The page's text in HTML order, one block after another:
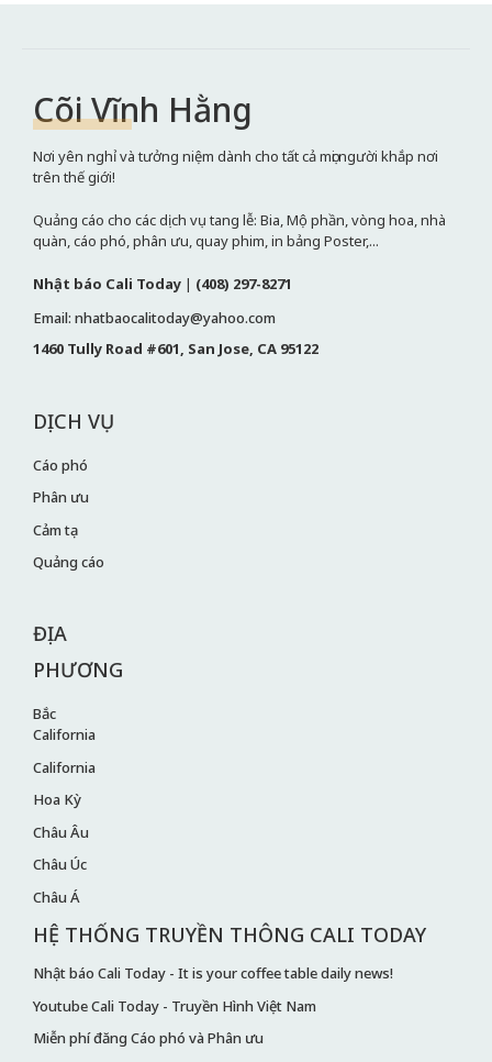
Cõi Vĩnh Hằng
Nơi yên nghỉ và tưởng niệm dành cho tất cả mọi người khắp nơi
trên thế giới!
Quảng cáo cho các dịch vụ tang lễ: Bia, Mộ phần, vòng hoa, nhà
quàn, cáo phó, phân ưu, quay phim, in bảng Poster,...
Nhật báo Cali Today | (408) 297-8271
Email: nhatbaocalitoday@yahoo.com
1460 Tully Road #601, San Jose, CA 95122
DỊCH VỤ
Cáo phó
Phân ưu
Cảm tạ
Quảng cáo
ĐỊA
PHƯƠNG
Bắc
California
California
Hoa Kỳ
Châu Âu
Châu Úc
Châu Á
HỆ THỐNG TRUYỀN THÔNG CALI TODAY
Nhật báo Cali Today - It is your coffee table daily news!
Youtube Cali Today - Truyền Hình Việt Nam
Miễn phí đăng Cáo phó và Phân ưu